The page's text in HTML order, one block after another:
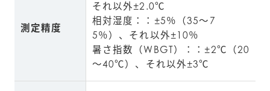
測定精度
それ以外±2.0℃
相対湿度：：±5％（35～7
5％）、それ以外±10％
暑さ指数（WBGT）：：±2℃（20
～40℃）、それ以外±3℃